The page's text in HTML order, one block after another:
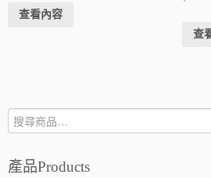
查看內容
查
搜
尋:
產品Products